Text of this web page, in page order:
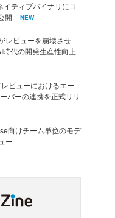
ティブバイナリにコ
開
NEW
レビューを崩壊させ
代の開発生産性向上
ビューにおけるエー
バーの連携を正式リリ
向けチーム単位のモデ
ー